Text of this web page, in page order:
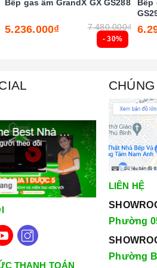
nấu,
kính nồi
số kỹ
- 30%
Bếp gas âm GrandX GX GS288
5.236.000₫ 7.480.000₫
Bếp
THANH TOÁN
LIÊN HỆ
Phường
Phường